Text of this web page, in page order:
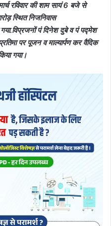
रविवार की शाम सायं 6 बजे से
स्थित निजनिवास
पं दिनेश दुबे व पं पद्मेश
पर पूजन व माल्यार्पण कर वैदिक
गया।